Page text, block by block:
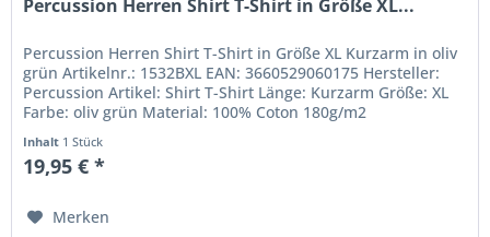
Percussion Herren Shirt T-Shirt in Größe XL...
Percussion Herren Shirt T-Shirt in Größe XL Kurzarm in oliv
grün Artikelnr.: 1532BXL EAN: 3660529060175 Hersteller:
Percussion Artikel: Shirt T-Shirt Länge: Kurzarm Größe: XL
Farbe: oliv grün Material: 100% Coton 180g/m2
Inhalt 1 Stück
19,95 € *
Merken